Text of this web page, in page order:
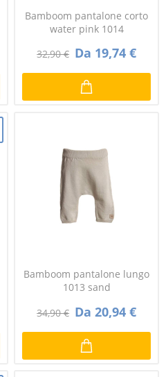
Bamboom pantalone corto
water pink 1014
32,90 € Da 19,74 €
Bamboom pantalone lungo
1013 sand
34,90 € Da 20,94 €